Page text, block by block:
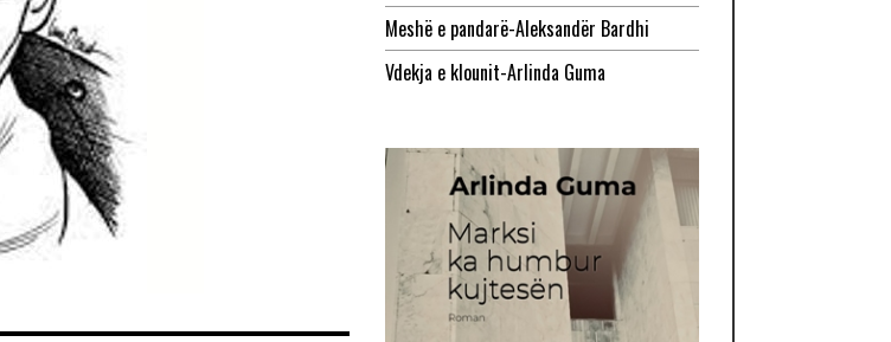
Meshë e pandarë-Aleksandër Bardhi
Vdekja e klounit-Arlinda Guma